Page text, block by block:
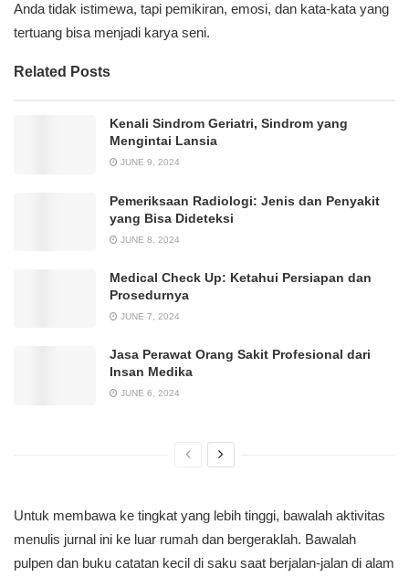
Anda tidak istimewa, tapi pemikiran, emosi, dan kata-kata yang
tertuang bisa menjadi karya seni.
Related Posts
Kenali Sindrom Geriatri, Sindrom yang
Mengintai Lansia
JUNE 9, 2024
Pemeriksaan Radiologi: Jenis dan Penyakit
yang Bisa Dideteksi
JUNE 8, 2024
Medical Check Up: Ketahui Persiapan dan
Prosedurnya
JUNE 7, 2024
Jasa Perawat Orang Sakit Profesional dari
Insan Medika
JUNE 6, 2024
Untuk membawa ke tingkat yang lebih tinggi, bawalah aktivitas
menulis jurnal ini ke luar rumah dan bergeraklah. Bawalah
pulpen dan buku catatan kecil di saku saat berjalan-jalan di alam